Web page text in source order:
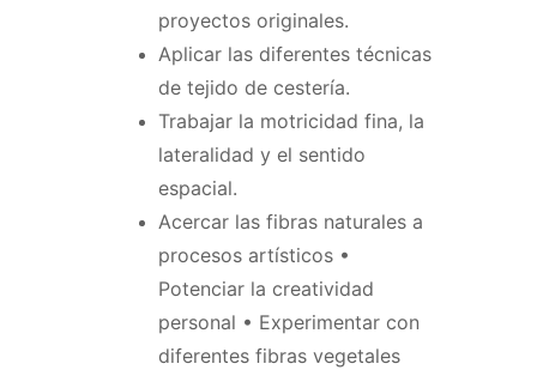
proyectos originales.
Aplicar las diferentes técnicas
de tejido de cestería.
Trabajar la motricidad fina, la
lateralidad y el sentido
espacial.
Acercar las fibras naturales a
procesos artísticos •
Potenciar la creatividad
personal • Experimentar con
diferentes fibras vegetales